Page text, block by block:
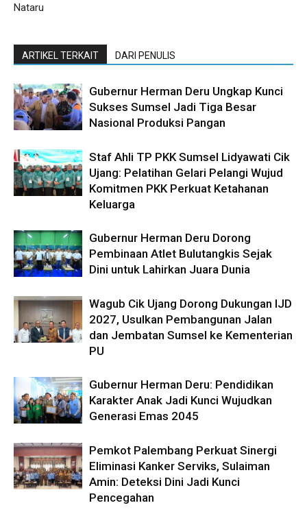
Nataru
ARTIKEL TERKAIT DARI PENULIS
Gubernur Herman Deru Ungkap Kunci
Sukses Sumsel Jadi Tiga Besar
Nasional Produksi Pangan
Staf Ahli TP PKK Sumsel Lidyawati Cik
Ujang: Pelatihan Gelari Pelangi Wujud
Komitmen PKK Perkuat Ketahanan
Keluarga
Gubernur Herman Deru Dorong
Pembinaan Atlet Bulutangkis Sejak
Dini untuk Lahirkan Juara Dunia
Wagub Cik Ujang Dorong Dukungan IJD
2027, Usulkan Pembangunan Jalan
dan Jembatan Sumsel ke Kementerian
PU
Gubernur Herman Deru: Pendidikan
Karakter Anak Jadi Kunci Wujudkan
Generasi Emas 2045
Pemkot Palembang Perkuat Sinergi
Eliminasi Kanker Serviks, Sulaiman
Amin: Deteksi Dini Jadi Kunci
Pencegahan